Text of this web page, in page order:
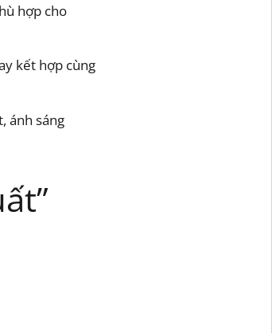
hợp cho
kết hợp cùng
ánh sáng